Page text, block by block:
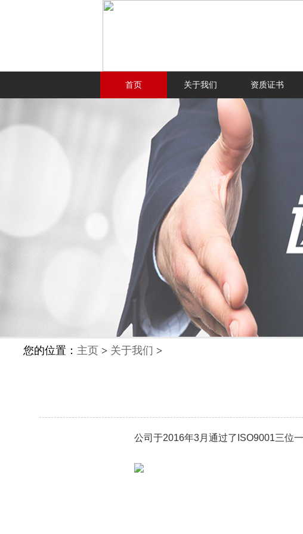
首页 关于我们 资质证书
您的位置： 主页 > 关于我们 >
公司于2016年3月通过了ISO9001三位